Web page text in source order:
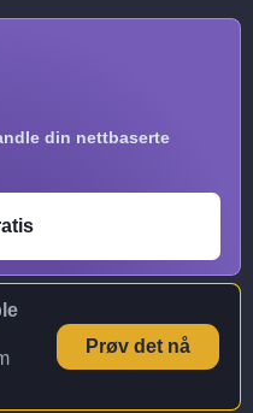
din nettbaserte
Prøv det nå